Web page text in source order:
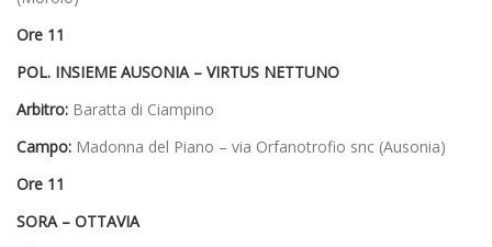
Ore 11
POL. INSIEME AUSONIA – VIRTUS NETTUNO
Arbitro: Baratta di Ciampino
Campo: Madonna del Piano – via Orfanotrofio snc (Ausonia)
Ore 11
SORA – OTTAVIA